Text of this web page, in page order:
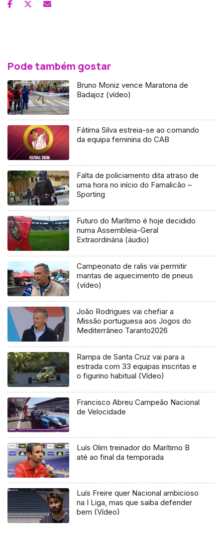
Pode também gostar
Bruno Moniz vence Maratona de
Badajoz (vídeo)
Fátima Silva estreia-se ao comando
da equipa feminina do CAB
Falta de policiamento dita atraso de
uma hora no início do Famalicão –
Sporting
Futuro do Marítimo é hoje decidido
numa Assembleia-Geral
Extraordinária (áudio)
Campeonato de ralis vai permitir
mantas de aquecimento de pneus
(vídeo)
João Rodrigues vai chefiar a
Missão portuguesa aos Jogos do
Mediterrâneo Taranto2026
Rampa de Santa Cruz vai para a
estrada com 33 equipas inscritas e
o figurino habitual (Vídeo)
Francisco Abreu Campeão Nacional
de Velocidade
Luís Olim treinador do Marítimo B
até ao final da temporada
Luís Freire quer Nacional ambicioso
na I Liga, mas que saiba defender
bem (Vídeo)